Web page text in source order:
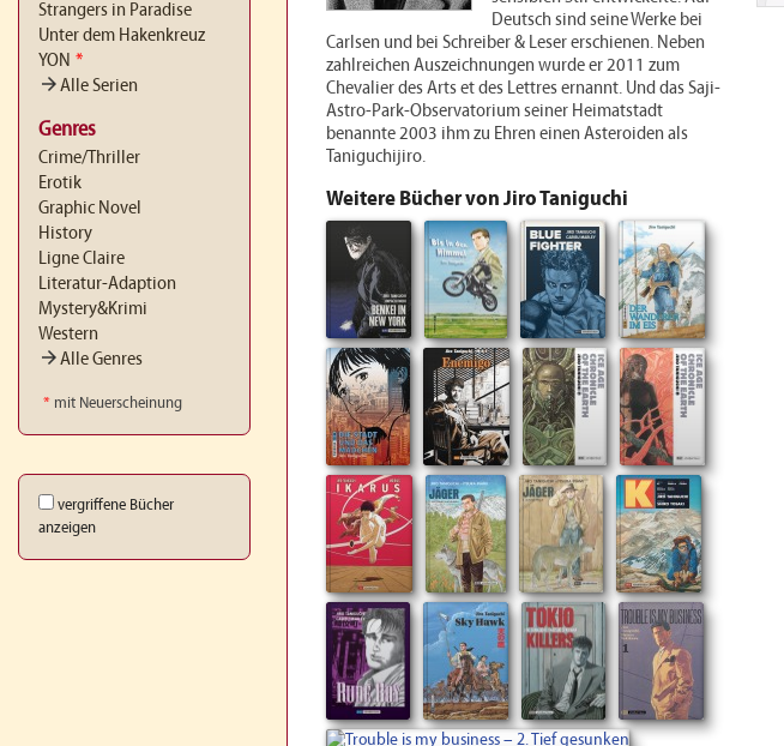
Strangers in Paradise
Unter dem Hakenkreuz
YON *
arrow_forwardAlle Serien
Genres
Crime/Thriller
Erotik
Graphic Novel
History
Ligne Claire
Literatur-Adaption
Mystery&Krimi
Western
arrow_forwardAlle Genres
* mit Neuerscheinung
vergriffene Bücher
anzeigen
Deutsch sind seine Werke bei
Carlsen und bei Schreiber & Leser erschienen. Neben
zahlreichen Auszeichnungen wurde er 2011 zum
Chevalier des Arts et des Lettres ernannt. Und das Saji-
Astro-Park-Observatorium seiner Heimatstadt
benannte 2003 ihm zu Ehren einen Asteroiden als
Taniguchijiro.
Weitere Bücher von Jiro Taniguchi